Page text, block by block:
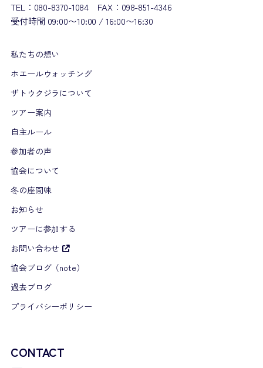
TEL：080-8370-1084 FAX：098-851-4346
受付時間 09:00〜10:00 / 16:00〜16:30
私たちの想い
ホエールウォッチング
ザトウクジラについて
ツアー案内
自主ルール
参加者の声
協会について
冬の座間味
お知らせ
ツアーに参加する
お問い合わせ
協会ブログ（note）
過去ブログ
プライバシーポリシー
CONTACT